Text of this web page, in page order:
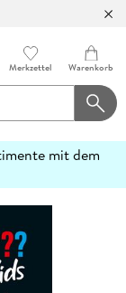
Merkzettel Warenkorb
mit dem